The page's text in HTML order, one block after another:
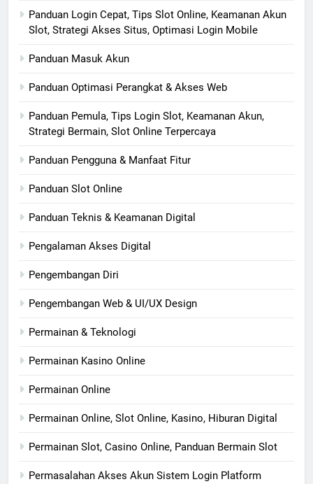
Panduan Login Cepat, Tips Slot Online, Keamanan Akun
Slot, Strategi Akses Situs, Optimasi Login Mobile
Panduan Masuk Akun
Panduan Optimasi Perangkat & Akses Web
Panduan Pemula, Tips Login Slot, Keamanan Akun,
Strategi Bermain, Slot Online Terpercaya
Panduan Pengguna & Manfaat Fitur
Panduan Slot Online
Panduan Teknis & Keamanan Digital
Pengalaman Akses Digital
Pengembangan Diri
Pengembangan Web & UI/UX Design
Permainan & Teknologi
Permainan Kasino Online
Permainan Online
Permainan Online, Slot Online, Kasino, Hiburan Digital
Permainan Slot, Casino Online, Panduan Bermain Slot
Permasalahan Akses Akun Sistem Login Platform